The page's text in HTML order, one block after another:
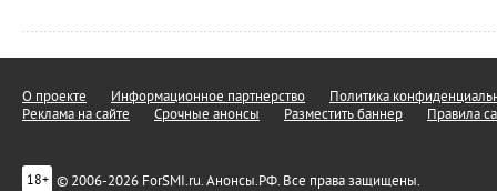
О проекте Информационное партнерство
Политика
Реклама на сайте
Срочные анонсы Разместить баннер Правила
18+ © 2006-2026 ForSMI.ru. Анонсы.РФ. Все права защищены.